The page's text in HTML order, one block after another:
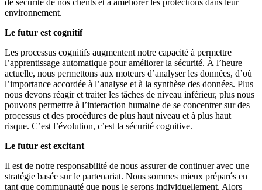
environnement.
Le futur est cognitif
Les processus cognitifs augmentent notre capacité à permettre
l’apprentissage automatique pour améliorer la sécurité. À l’heure
actuelle, nous permettons aux moteurs d’analyser les données, d’où
l’importance accordée à l’analyse et à la synthèse des données. Plus
nous devons réagir et traiter les tâches de niveau inférieur, plus nous
pouvons permettre à l’interaction humaine de se concentrer sur des
processus et des procédures de plus haut niveau et à plus haut
risque. C’est l’évolution, c’est la sécurité cognitive.
Le futur est excitant
Il est de notre responsabilité de nous assurer de continuer avec une
stratégie basée sur le partenariat. Nous sommes mieux préparés en
tant que communauté que nous le serons individuellement. Alors